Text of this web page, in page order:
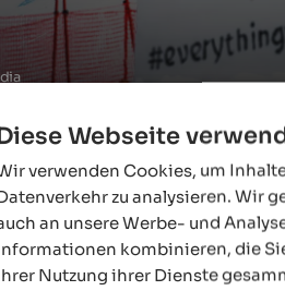
Webseite
verwenden Cookies, um
zu analysieren. Wir
an unsere Werbe- und
kombinieren, die
Nutzung ihrer Dienste